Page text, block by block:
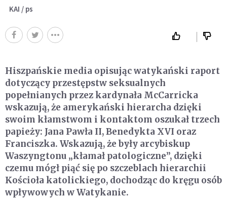
KAI / ps
Hiszpańskie media opisując watykański raport
dotyczący przestępstw seksualnych
popełnianych przez kardynała McCarricka
wskazują, że amerykański hierarcha dzięki
swoim kłamstwom i kontaktom oszukał trzech
papieży: Jana Pawła II, Benedykta XVI oraz
Franciszka. Wskazują, że były arcybiskup
Waszyngtonu „kłamał patologiczne”, dzięki
czemu mógł piąć się po szczeblach hierarchii
Kościoła katolickiego, dochodząc do kręgu osób
wpływowych w Watykanie.